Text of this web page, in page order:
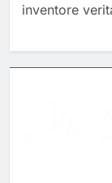
inventore